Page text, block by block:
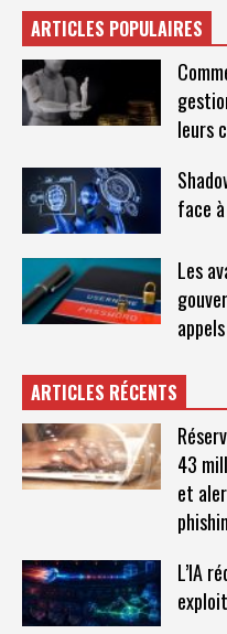
ARTICLES POPULAIRES
leurs
face
Les
ARTICLES RÉCENTS
43
et
L’IA